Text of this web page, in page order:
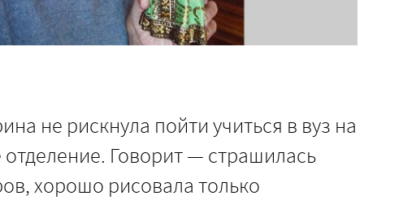
не рискнула пойти учиться в вуз на
Говорит — страшилась
хорошо рисовала только